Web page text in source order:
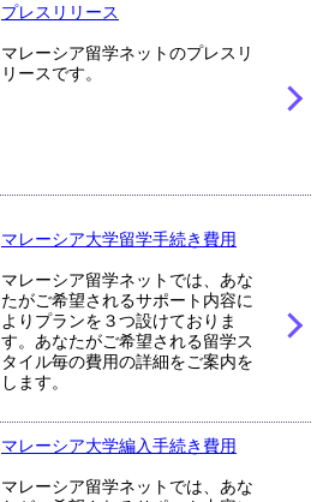
プレスリリース
マレーシア留学ネットのプレスリ
リースです。
マレーシア大学留学手続き費用
マレーシア留学ネットでは、あな
たがご希望されるサポート内容に
よりプランを３つ設けておりま
す。あなたがご希望される留学ス
タイル毎の費用の詳細をご案内を
します。
マレーシア大学編入手続き費用
マレーシア留学ネットでは、あな